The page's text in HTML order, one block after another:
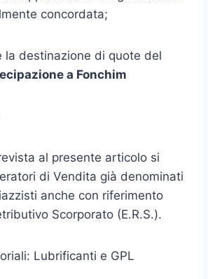
concordata;
destinazione di quote del
a Fonchim
al presente articolo si
di Vendita già denominati
anche con riferimento
Scorporato (E.R.S.).
Lubrificanti e GPL